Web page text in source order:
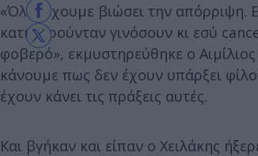
«Όλοι έχουμε βιώσει την απόρριψη.
κατηγορούνταν γινόσουν κι εσύ
φοβερό», εκμυστηρεύθηκε ο
κάνουμε πως δεν έχουν υπάρξει
έχουν κάνει τις πράξεις αυτές.
Και βγήκαν και είπαν ο Χειλάκης